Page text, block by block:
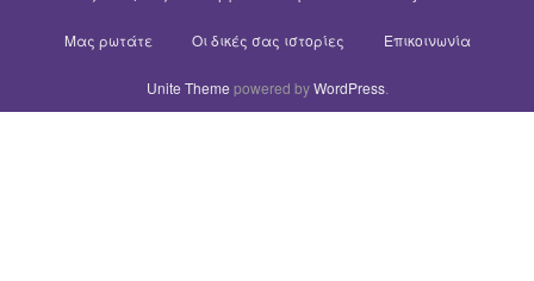
Μας ρωτάτε Οι δικές σας ιστορίες Επικοινωνία
Unite Theme powered byWordPress.